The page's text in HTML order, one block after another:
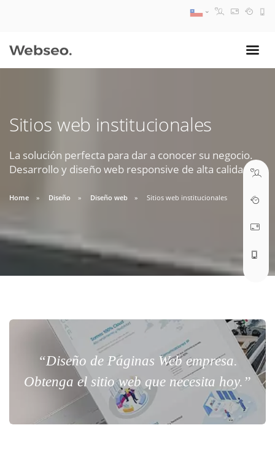
Sitios web institucionales
La solución perfecta para dar a conocer su negocio.
Desarrollo y diseño web responsive de alta calidad.
Home Diseño Diseño web Sitios web institucionales
“Diseño de Páginas Web empresa.
Obtenga el sitio web que necesita hoy.”
09:30 AM A 18:30 PM
soporte@webseo.cl